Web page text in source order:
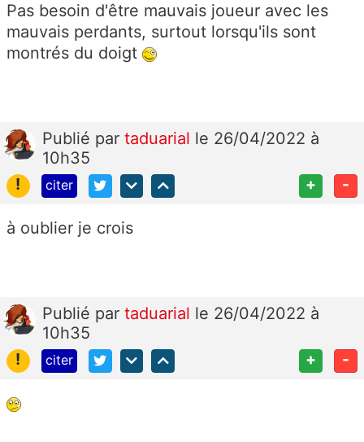
Pas besoin d'être mauvais joueur avec les
mauvais perdants, surtout lorsqu'ils sont
montrés du doigt
Publié par taduarial le 26/04/2022 à
10h35
!
citer + -
à oublier je crois
Publié par taduarial le 26/04/2022 à
10h35
!
citer + -